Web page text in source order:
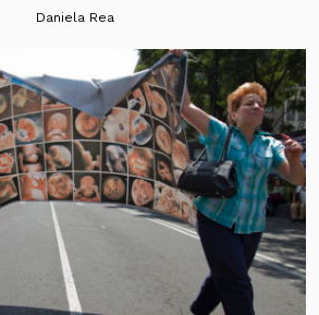
Daniela Rea